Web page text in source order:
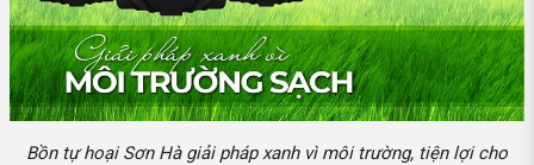
Bồn tự hoại Sơn Hà giải pháp xanh vì môi trường, tiện lợi cho